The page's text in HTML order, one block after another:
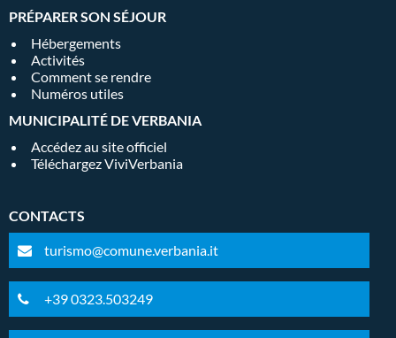
PRÉPARER SON SÉJOUR
Hébergements
Activités
Comment se rendre
Numéros utiles
MUNICIPALITÉ DE VERBANIA
Accédez au site officiel
Téléchargez ViviVerbania
CONTACTS
turismo@comune.verbania.it
+39 0323.503249